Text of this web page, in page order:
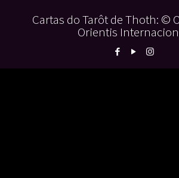
Cartas do Tarôt de Thoth: ©
Orientis